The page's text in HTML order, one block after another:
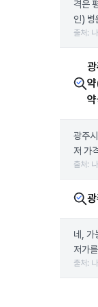
격은
인)
출처:
광주
저 가
출처:
네, 가
저가
출처: